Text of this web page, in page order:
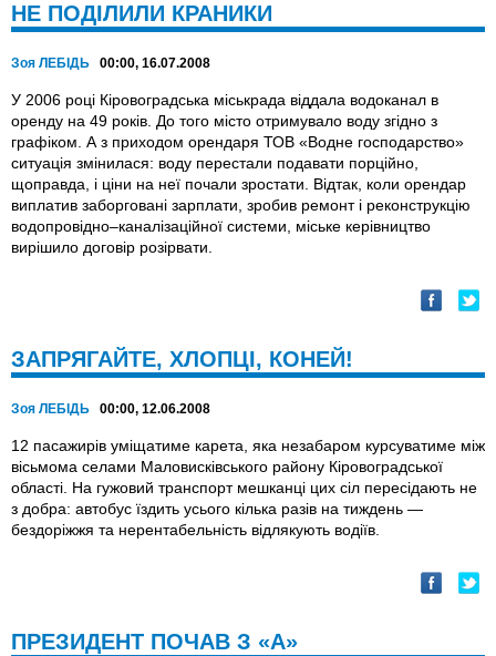
НЕ ПОДІЛИЛИ КРАНИКИ
Зоя ЛЕБІДЬ 00:00, 16.07.2008
У 2006 році Кіровоградська міськрада віддала водоканал в
оренду на 49 років. До того місто отримувало воду згідно з
графіком. А з приходом орендаря ТОВ «Водне господарство»
ситуація змінилася: воду перестали подавати порційно,
щоправда, і ціни на неї почали зростати. Відтак, коли орендар
виплатив заборговані зарплати, зробив ремонт і реконструкцію
водопровідно–каналізаційної системи, міське керівництво
вирішило договір розірвати.
ЗАПРЯГАЙТЕ, ХЛОПЦІ, КОНЕЙ!
Зоя ЛЕБІДЬ 00:00, 12.06.2008
12 пасажирів уміщатиме карета, яка незабаром курсуватиме між
вісьмома селами Маловисківського району Кіровоградської
області. На гужовий транспорт мешканці цих сіл пересідають не
з добра: автобус їздить усього кілька разів на тиждень —
бездоріжжя та нерентабельність відлякують водіїв.
ПРЕЗИДЕНТ ПОЧАВ З «А»